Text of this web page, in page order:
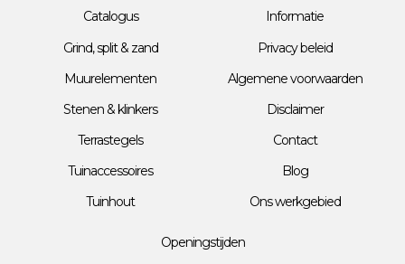
Catalogus
Grind, split & zand
Muurelementen
Stenen & klinkers
Terrastegels
Tuinaccessoires
Tuinhout
Informatie
Privacy beleid
Algemene voorwaarden
Disclaimer
Contact
Blog
Ons werkgebied
Openingstijden